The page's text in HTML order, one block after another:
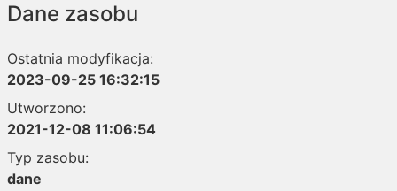
Dane zasobu
Ostatnia modyfikacja:
2023-09-25 16:32:15
Utworzono:
2021-12-08 11:06:54
Typ zasobu:
dane